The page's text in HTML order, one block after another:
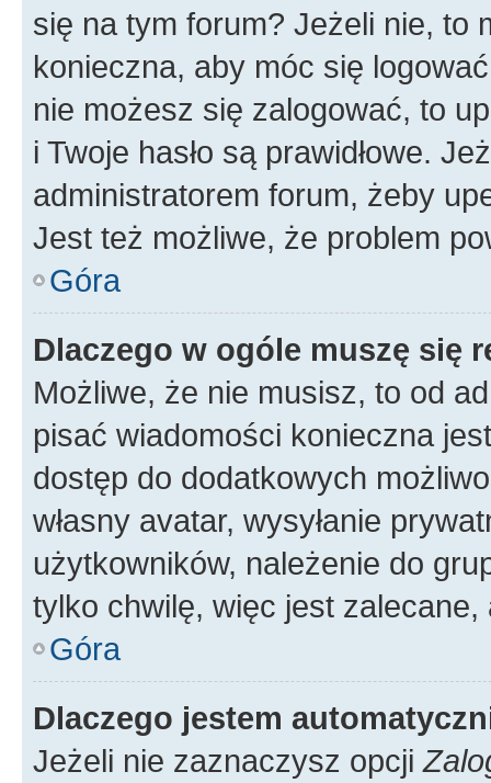
się na tym forum? Jeżeli nie, to
konieczna, aby móc się
nie możesz się zalogować, to
i Twoje hasło są prawidłowe.
administratorem forum, żeby
Jest też możliwe, że problem
Góra
Dlaczego w ogóle muszę się
Możliwe, że nie musisz, to od
pisać wiadomości konieczna
dostęp do dodatkowych
własny avatar, wysyłanie
użytkowników, należenie do
tylko chwilę, więc jest zalecane,
Góra
Dlaczego jestem
Jeżeli nie zaznaczysz opcji